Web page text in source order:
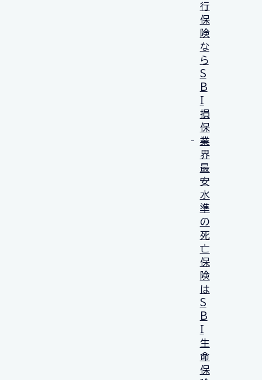
行
保
険
な
ら
S
B
I
損
保
業
界
最
安
水
準
の
死
亡
保
険
は
S
B
I
生
命
保